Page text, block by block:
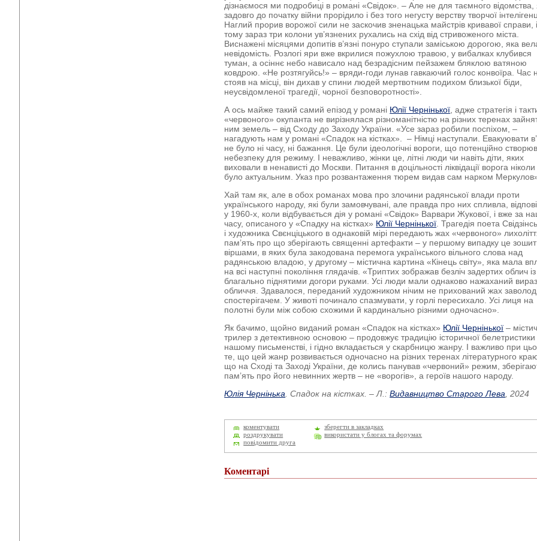
дізнаємося ми подробиці в романі «Свідок». – Але не для таємного відомства,
задовго до початку війни прорідило і без того негусту верству творчої
Наглий прорив ворожої сили не заскочив зненацька майстрів кривавої справи,
тому зараз три колони ув’язнених рухались на схід від стривоженого міста.
Виснажені місяцями допитів в’язні понуро ступали заміською дорогою, яка
невідомість. Розлогі яри вже вкрилися пожухлою травою, у вибалках клубився
туман, а осіннє небо нависало над безрадісним пейзажем бляклою ватяною
ковдрою. «Не розтягуйсь!» – вряди-годи лунав гавкаючий голос конвоїра. Час
стояв на місці, він дихав у спини людей мертвотним подихом близької біди,
неусвідомленої трагедії, чорної безповоротності».
А ось майже такий самий епізод у романі Юлії Чернінької , адже стратегія і
«червоного» окупанта не вирізнялася різноманітністю на різних теренах
ним земель – від Сходу до Заходу України. «Усе зараз робили поспіхом, –
нагадують нам у романі «Спадок на кістках». – Німці наступали. Евакуювати
не було ні часу, ні бажання. Це були ідеологічні вороги, що потенційно
небезпеку для режиму. І неважливо, жінки це, літні люди чи навіть діти, яких
виховали в ненависті до Москви. Питання в доцільності ліквідації ворога
було актуальним. Указ про розвантаження тюрем видав сам нарком
Хай там як, але в обох романах мова про злочини радянської влади проти
українського народу, які були замовчувані, але правда про них спливла,
у 1960-х, коли відбувається дія у романі «Свідок» Варвари Жукової, і вже за
часу, описаного у «Спадку на кістках» Юлії Чернінької . Трагедія поета
і художника Свєнціцького в однаковій мірі передають жах «червоного»
пам’ять про що зберігають священні артефакти – у першому випадку це
віршами, в яких була закодована перемога українського вільного слова над
радянською владою, у другому – містична картина «Кінець світу», яка мала
на всі наступні покоління глядачів. «Триптих зображав безліч задертих облич із
благально піднятими догори руками. Усі люди мали однаково нажаханий
обличчя. Здавалося, переданий художником нічим не прихований жах
спостерігачем. У животі починало спазмувати, у горлі пересихало. Усі лиця на
полотні були між собою схожими й кардинально різними одночасно».
Як бачимо, щойно виданий роман «Спадок на кістках» Юлії Чернінької –
трилер з детективною основою – продовжує традицію історичної белетристики
нашому письменстві, і гідно вкладається у скарбницю жанру. І важливо при
те, що цей жанр розвивається одночасно на різних теренах літературного
що на Сході та Заході України, де колись панував «червоний» режим,
пам’ять про його невинних жертв – не «ворогів», а героїв нашого народу.
Юлія Чернінька . Спадок на кістках. – Л.:Видавництво Старого Лева , 2024
коментувати
зберегти в закладках
роздрукувати
використати у блогах та форумах
повідомити друга
Коментарі